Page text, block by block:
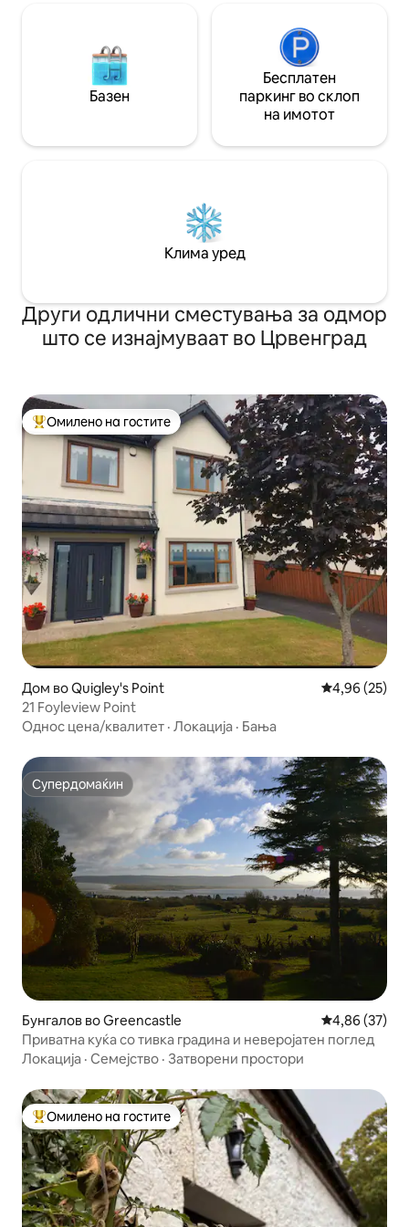
Базен
Бесплатен
паркинг во склоп
на имотот
Клима уред
Други одлични сместувања за одмор
што се изнајмуваат во Црвенград
Меѓу најуспешните „Омилени на гостите“
Омилено на гостите
Дом во Quigley's Point Просечна
4,96 (25)
21 Foyleview Point
Однос цена/квалитет · Локација · Бања
Супердомаќин
Супердомаќин
Бунгалов во Greencastle Просечна
4,86 (37)
Приватна куќа со тивка градина и неверојатен поглед
Локација · Семејство · Затворени простори
Меѓу најуспешните „Омилени на гостите“
Омилено на гостите